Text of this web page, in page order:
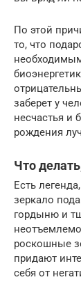
По этой
то, что
заберет у
несчастья и
рождения
Что
Есть
зеркало
гордыню и
роскошные
придают
себя от